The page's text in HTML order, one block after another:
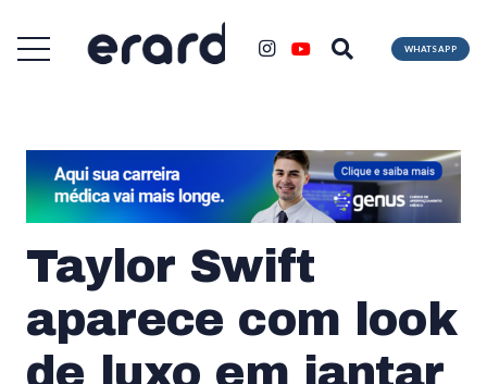
WHATSAPP
Taylor Swift
aparece com look
de luxo em jantar